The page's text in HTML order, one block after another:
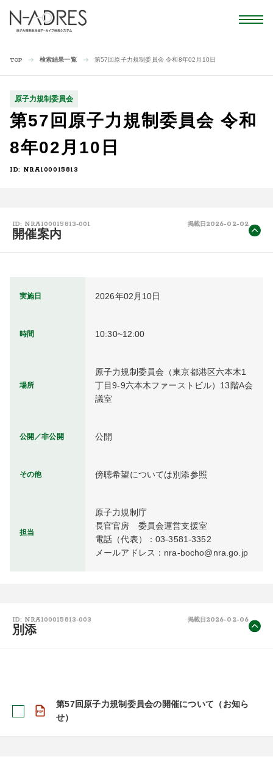
TOP 検索結果一覧 第57回原子力規制委員会 令和8年02月10日
原子力規制委員会
第57回原子力規制委員会 令和
8年02月10日
ID: NRA100015813
ID: NRA100015813-001 掲載日 2026-02-02
開催案内
実施日 2026年02月10日
時間 10:30~12:00
場所
原子力規制委員会（東京都港区六本木1
丁目9-9六本木ファーストビル）13階A会
議室
公開／非公開 公開
その他 傍聴希望については別添参照
担当
原子力規制庁
長官官房　委員会運営支援室
電話（代表）：03-3581-3352
メールアドレス：nra-bocho@nra.go.jp
ID: NRA100015813-003 掲載日 2026-02-06
別添
第57回原子力規制委員会の開催について（お知ら
せ）